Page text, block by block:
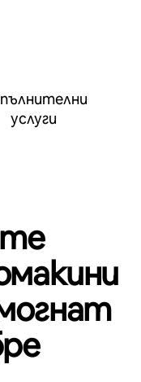
услуги